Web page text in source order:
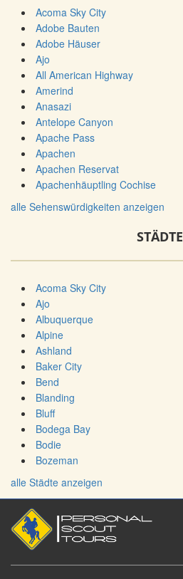
Acoma Sky City
Adobe Bauten
Adobe Häuser
Ajo
All American Highway
Amerind
Anasazi
Antelope Canyon
Apache Pass
Apachen
Apachen Reservat
Apachenhäuptling Cochise
alle Sehenswürdigkeiten anzeigen
STÄDTE
Acoma Sky City
Ajo
Albuquerque
Alpine
Ashland
Baker City
Bend
Blanding
Bluff
Bodega Bay
Bodie
Bozeman
alle Städte anzeigen